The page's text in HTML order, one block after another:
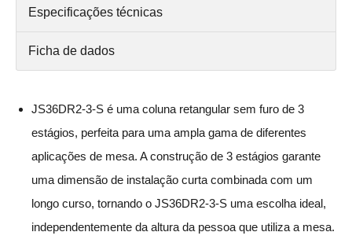
Especificações técnicas
Ficha de dados
JS36DR2-3-S é uma coluna retangular sem furo de 3
estágios, perfeita para uma ampla gama de diferentes
aplicações de mesa. A construção de 3 estágios garante
uma dimensão de instalação curta combinada com um
longo curso, tornando o JS36DR2-3-S uma escolha ideal,
independentemente da altura da pessoa que utiliza a mesa.